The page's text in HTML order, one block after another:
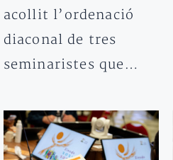
acollit l’ordenació
diaconal de tres
seminaristes que…